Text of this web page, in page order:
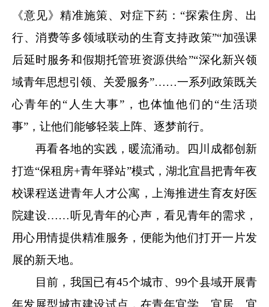
《意见》精准施策、对症下药：“探索住房、出
行、消费等多领域联动的生育支持政策”“加强课
后延时服务和假期托管班资源供给”“深化新兴领
域青年思想引领、关爱服务”……一系列政策既关
心青年的“人生大事”，也体恤他们的“生活琐
事”，让他们能够轻装上阵、逐梦前行。
再看各地的实践，暖流涌动。四川成都创新
打造“保租房+青年驿站”模式，湖北宜昌把青年夜
校课程送进青年人才公寓，上海推进生育友好医
院建设……听见青年的心声，看见青年的需求，
用心用情提供精准服务，便能为他们打开一片发
展的新天地。
目前，我国已有45个城市、99个县域开展青
年发展型城市建设试点，在青年宜学、宜居、宜